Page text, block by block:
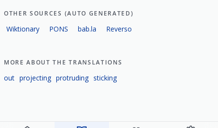
verb imperfective
show all
OTHER SOURCES (AUTO GENERATED)
Wiktionary PONS bab.la Reverso
MORE ABOUT THE TRANSLATIONS
out projecting protruding sticking